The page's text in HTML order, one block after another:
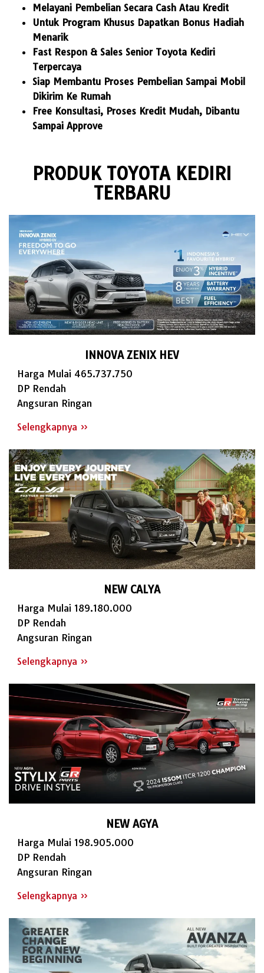
Melayani Pembelian Secara Cash Atau Kredit
Untuk Program Khusus Dapatkan Bonus Hadiah
Menarik
Fast Respon & Sales Senior Toyota Kediri
Terpercaya
Siap Membantu Proses Pembelian Sampai Mobil
Dikirim Ke Rumah
Free Konsultasi, Proses Kredit Mudah, Dibantu
Sampai Approve
PRODUK TOYOTA KEDIRI
TERBARU
INNOVA ZENIX HEV
Harga Mulai 465.737.750
DP Rendah
Angsuran Ringan
Selengkapnya »
NEW CALYA
Harga Mulai 189.180.000
DP Rendah
Angsuran Ringan
Selengkapnya »
NEW AGYA
Harga Mulai 198.905.000
DP Rendah
Angsuran Ringan
Selengkapnya »